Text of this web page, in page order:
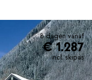
doen en ’s
het ontbijt kopen. Na
lekker behaaglijk in de
après-ski in het
8 dagen vanaf
€ 1.287
incl. skipas